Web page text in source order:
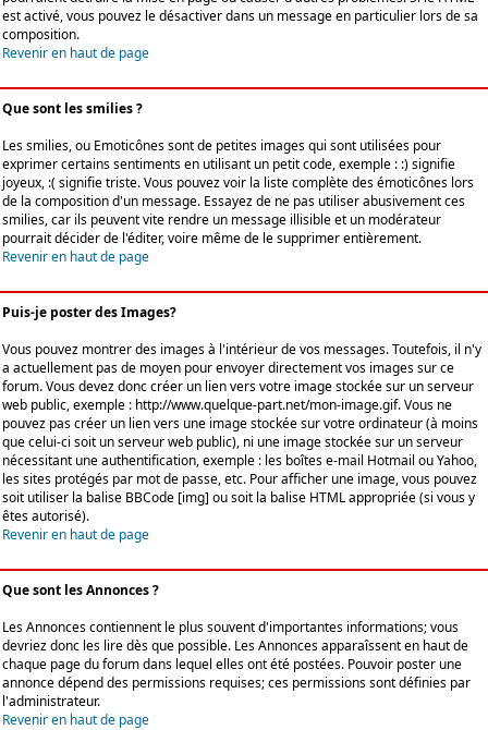
est activé, vous pouvez le désactiver dans un message en particulier lors de sa
composition.
Revenir en haut de page
Que sont les smilies ?
Les smilies, ou Emoticônes sont de petites images qui sont utilisées pour
exprimer certains sentiments en utilisant un petit code, exemple : :) signifie
joyeux, :( signifie triste. Vous pouvez voir la liste complète des émoticônes lors
de la composition d'un message. Essayez de ne pas utiliser abusivement ces
smilies, car ils peuvent vite rendre un message illisible et un modérateur
pourrait décider de l'éditer, voire même de le supprimer entièrement.
Revenir en haut de page
Puis-je poster des Images?
Vous pouvez montrer des images à l'intérieur de vos messages. Toutefois, il n'y
a actuellement pas de moyen pour envoyer directement vos images sur ce
forum. Vous devez donc créer un lien vers votre image stockée sur un serveur
web public, exemple : http://www.quelque-part.net/mon-image.gif. Vous ne
pouvez pas créer un lien vers une image stockée sur votre ordinateur (à moins
que celui-ci soit un serveur web public), ni une image stockée sur un serveur
nécessitant une authentification, exemple : les boîtes e-mail Hotmail ou Yahoo,
les sites protégés par mot de passe, etc. Pour afficher une image, vous pouvez
soit utiliser la balise BBCode [img] ou soit la balise HTML appropriée (si vous y
êtes autorisé).
Revenir en haut de page
Que sont les Annonces ?
Les Annonces contiennent le plus souvent d'importantes informations; vous
devriez donc les lire dès que possible. Les Annonces apparaîssent en haut de
chaque page du forum dans lequel elles ont été postées. Pouvoir poster une
annonce dépend des permissions requises; ces permissions sont définies par
l'administrateur.
Revenir en haut de page